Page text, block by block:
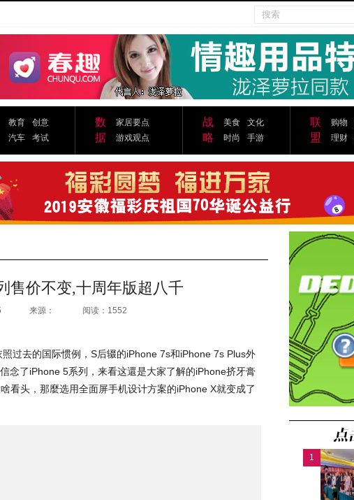
教育
创意
汽车
考试
数
据
家居要点
游戏观点
战
略
美食
文化
时尚
手游
联
盟
购物
理财
售价不变,十周年版超八千
来源： 阅读：1552
过去的国际惯例，S后辍的iPhone 7s和iPhone 7s Plus外
念了iPhone 5系列，来看这還是大家了解的iPhone挤牙膏
看头，那麼选用全面屏手机设计方案的iPhone X就变成了
1